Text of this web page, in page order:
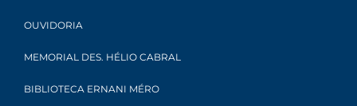
OUVIDORIA
MEMORIAL DES. HÉLIO CABRAL
BIBLIOTECA ERNANI MÉRO